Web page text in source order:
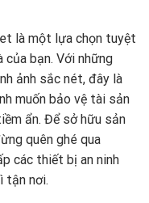
là một lựa chọn tuyệt
của bạn. Với những
ảnh sắc nét, đây là
muốn bảo vệ tài sản
ẩn. Để sở hữu sản
quên ghé qua
các thiết bị an ninh
tận nơi.